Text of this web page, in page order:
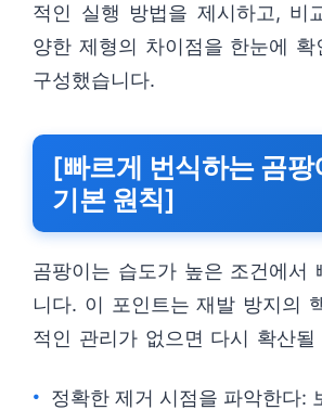
적인 실행 방법을 제시하고, 비
양한 제형의 차이점을 한눈에 확
구성했습니다.
[빠르게 번식하는 곰팡
기본 원칙]
곰팡이는 습도가 높은 조건에서
니다. 이 포인트는 재발 방지의
적인 관리가 없으면 다시 확산
정확한 제거 시점을 파악한다: